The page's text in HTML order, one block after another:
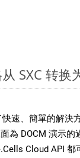
SXC 转换
速、簡單的解決
為 DOCM 演示的
Cloud API